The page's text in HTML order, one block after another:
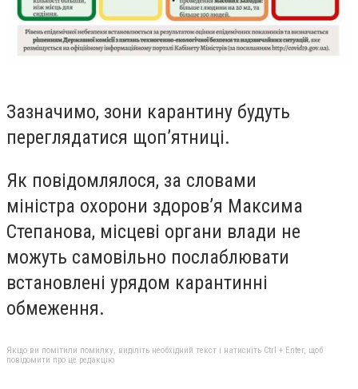
Зазначимо, зони карантину будуть
переглядатися щоп’ятниці.
Як повідомлялося, за словами
міністра охорони здоров’я Максима
Степанова, місцеві органи влади не
можуть самовільно послаблювати
встановлені урядом карантинні
обмеження.
Якщо ви помітили помилку, виділіть необхідний текст і натисніть Ctrl + Enter, щоб
повідомити про це редакцію